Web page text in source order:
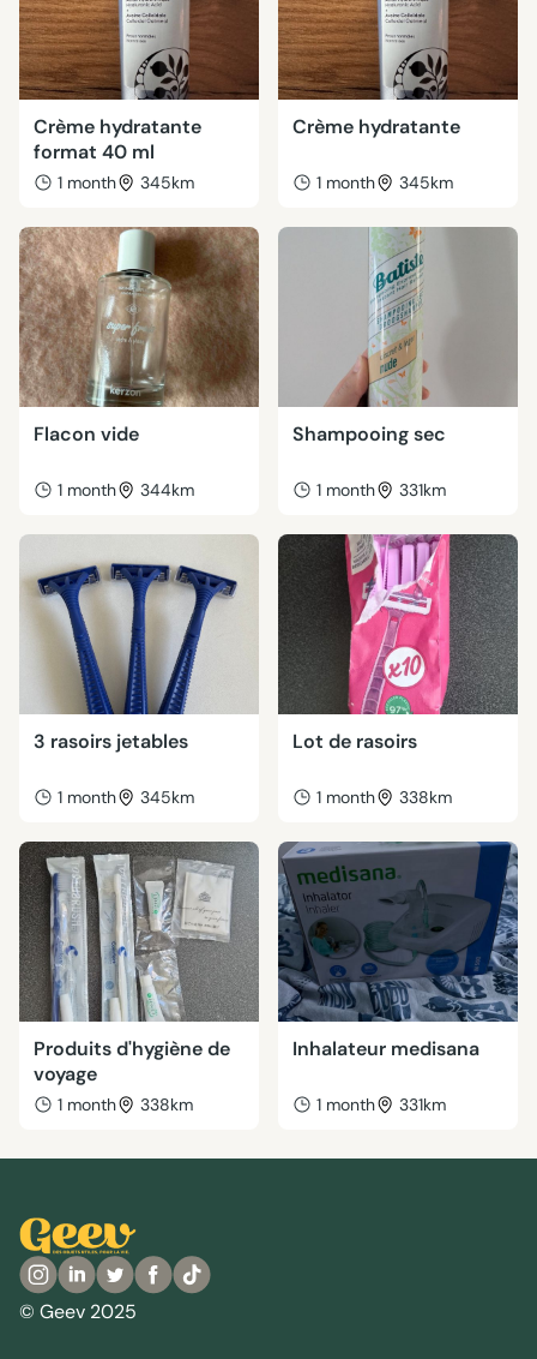
Crème hydratante
format 40 ml
1 month 345km
Crème hydratante
1 month 345km
Flacon vide
1 month 344km
Shampooing sec
1 month 331km
3 rasoirs jetables
1 month 345km
Lot de rasoirs
1 month 338km
Produits d'hygiène de
voyage
1 month 338km
Inhalateur medisana
1 month 331km
© Geev 2025